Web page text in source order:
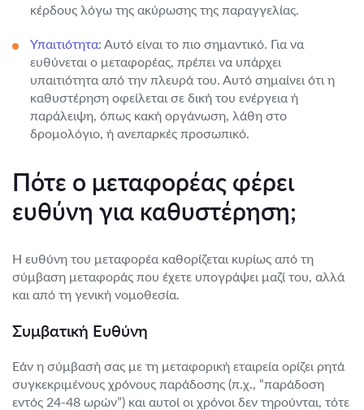
κέρδους λόγω της ακύρωσης της παραγγελίας.
Υπαιτιότητα: Αυτό είναι το πιο σημαντικό. Για να
ευθύνεται ο μεταφορέας, πρέπει να υπάρχει
υπαιτιότητα από την πλευρά του. Αυτό σημαίνει ότι η
καθυστέρηση οφείλεται σε δική του ενέργεια ή
παράλειψη, όπως κακή οργάνωση, λάθη στο
δρομολόγιο, ή ανεπαρκές προσωπικό.
Πότε ο μεταφορέας φέρει
ευθύνη για καθυστέρηση;
Η ευθύνη του μεταφορέα καθορίζεται κυρίως από τη
σύμβαση μεταφοράς που έχετε υπογράψει μαζί του, αλλά
και από τη γενική νομοθεσία.
Συμβατική Ευθύνη
Εάν η σύμβασή σας με τη μεταφορική εταιρεία ορίζει ρητά
συγκεκριμένους χρόνους παράδοσης (π.χ., “παράδοση
εντός 24-48 ωρών”) και αυτοί οι χρόνοι δεν τηρούνται, τότε